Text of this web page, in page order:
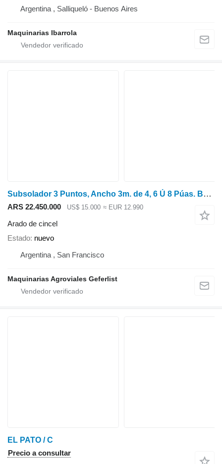
Argentina , Salliqueló - Buenos Aires
Maquinarias Ibarrola
Subsolador 3 Puntos, Ancho 3m. de 4, 6 Ú 8 Púas. Bernardin
ARS 22.450.000 US$ 15.000 ≈ EUR 12.990
Arado de cincel
Estado nuevo
Argentina , San Francisco
Maquinarias Agroviales Geferlist
EL PATO / C
Precio a consultar